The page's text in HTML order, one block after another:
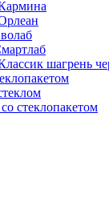
шагрень
стеклопакетом